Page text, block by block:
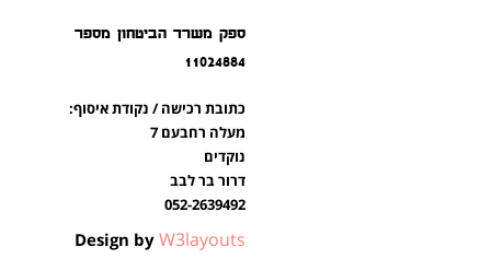
ספק משרד הביטחון מספר
11024884
כתובת רכישה / נקודת איסוף:
מעלה רחבעם 7
נוקדים
דרור בר לבב
052-2639492
Design by W3layouts